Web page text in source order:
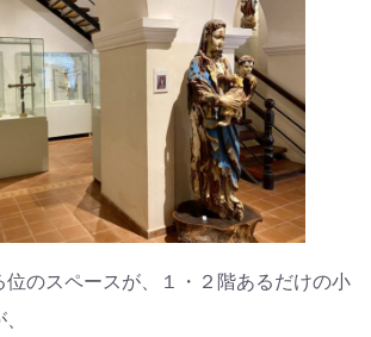
のスペースが、１・２階あるだけの小